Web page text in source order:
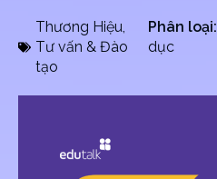
Thương Hiệu,
Tư vấn & Đào
tạo
Phân loại:
dục